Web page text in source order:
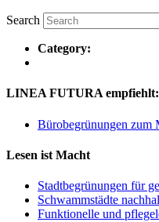
Search
Category:
LINEA FUTURA empfiehlt:
Bürobegrünungen zum
Lesen ist Macht
Stadtbegrünungen für
Schwammstädte
Funktionelle und